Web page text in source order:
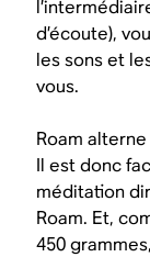
d’écoute),
les sons et
vous.
Roam
Il est donc
méditation
Roam. Et,
450